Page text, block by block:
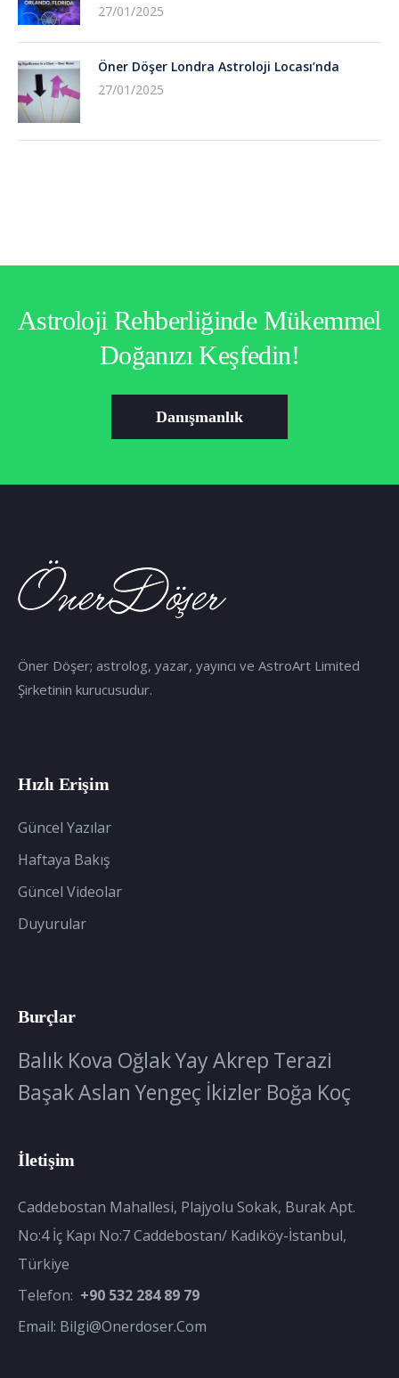
27/01/2025
Öner Döşer Londra Astroloji Locası’nda
27/01/2025
Astroloji Rehberliğinde Mükemmel
Doğanızı Keşfedin!
Danışmanlık
Öner Döşer; astrolog, yazar, yayıncı ve AstroArt Limited
Şirketinin kurucusudur.
Hızlı Erişim
Güncel Yazılar
Haftaya Bakış
Güncel Videolar
Duyurular
Burçlar
Balık Kova OğlakYayAkrep Terazi
BaşakAslan Yengeç İkizler Boğa Koç
İletişim
Caddebostan Mahallesi, Plajyolu Sokak, Burak Apt.
No:4 İç Kapı No:7 Caddebostan/ Kadıköy-İstanbul,
Türkiye
Telefon: +90 532 284 89 79
Email: Bilgi@onerdoser.com